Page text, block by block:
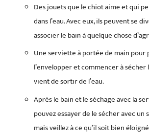
Des jouets que le chiot aime et qui
dans l’eau. Avec eux, ils peuvent se
associer le bain à quelque chose
Une serviette à portée de main pour
l’envelopper et commencer à
vient de sortir de l’eau.
Après le bain et le séchage avec la
pouvez essayer de le sécher avec un
mais veillez à ce qu’il soit bien